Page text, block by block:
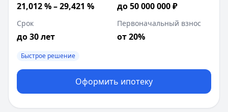
21,012 % – 29,421 % до 50 000 000 ₽
Срок
до 30 лет
Первоначальный взнос
от 20%
Быстрое решение
Оформить ипотеку